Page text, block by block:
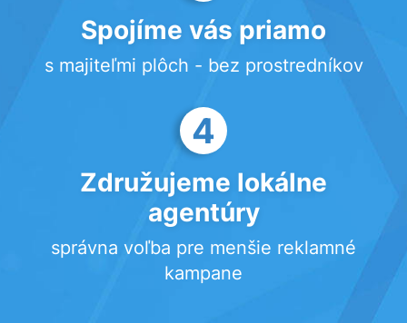
Spojíme vás priamo
s majiteľmi plôch - bez prostredníkov
4
Združujeme lokálne
agentúry
správna voľba pre menšie reklamné
kampane